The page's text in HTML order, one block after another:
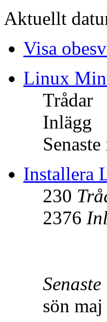
Aktuellt
Visa
Linux
Trådar
Inlägg
Installera
230
2376
sön